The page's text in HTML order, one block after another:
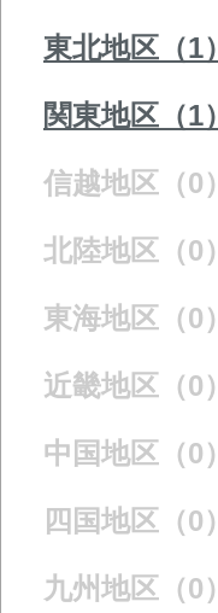
東北地区（1）
関東地区（1）
信越地区（0）
北陸地区（0）
東海地区（0）
近畿地区（0）
中国地区（0）
四国地区（0）
九州地区（0）